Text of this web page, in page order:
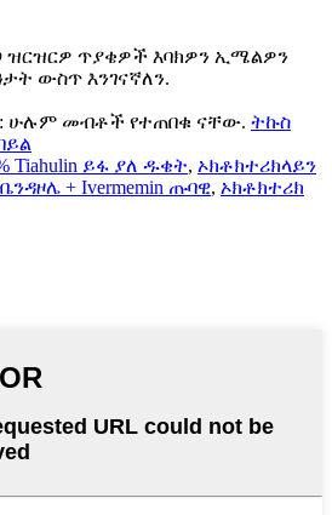
ጥያቄዎች እባክዎን ኢሜልዎን
ውስጥ እንገናኛለን.
ሁሉም መብቶች የተጠበቁ ናቸው. ትኩስ
Tiahulin ይፋ ያለ ዱቄት, ኦክቶክተሪክላይን
+ Ivermemin ጡባዊ, ኦክቶክተሪክ